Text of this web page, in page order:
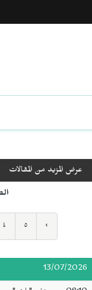
عرض المزيد من المقالات
٤ ٥ ›
13/07/2026